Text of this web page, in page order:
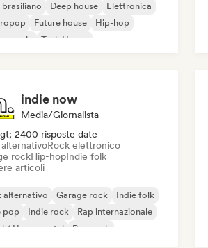
brasiliano Deep house
Elettronica
Future house
Hip-hop
music
Tech House
indie now
Media/Giornalista
2400 risposte date
Rock elettronico
rockHip-hopIndie folk
articoli
alternativo Garage rock
Indie folk
pop
Indie rock
Rap internazionale
/ Heavy metal
Pop rock